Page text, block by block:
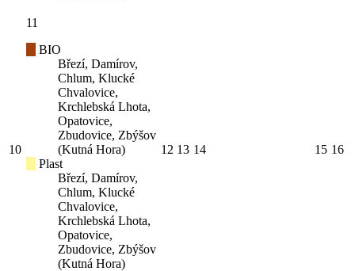
10
11
BIO
Březí, Damírov,
Chlum, Klucké
Chvalovice,
Krchlebská Lhota,
Opatovice,
Zbudovice, Zbýšov
(Kutná Hora)
Plast
Březí, Damírov,
Chlum, Klucké
Chvalovice,
Krchlebská Lhota,
Opatovice,
Zbudovice, Zbýšov
(Kutná Hora)
12 13 14 15 16